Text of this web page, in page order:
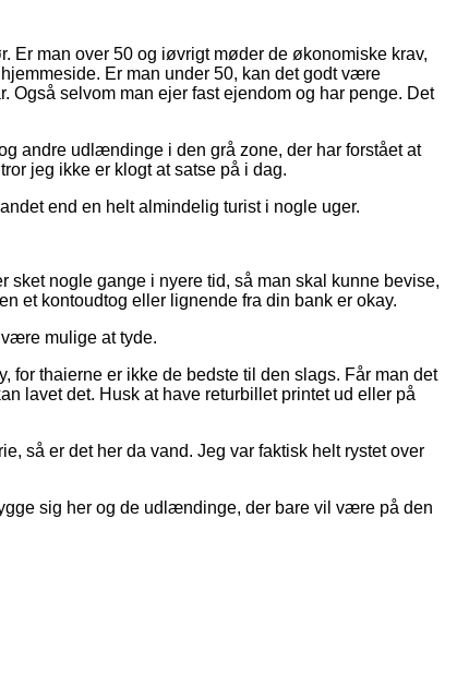
Er man over 50 og iøvrigt møder de økonomiske krav,
Er man under 50, kan det godt være
Også selvom man ejer fast ejendom og har penge. Det
andre udlændinge i den grå zone, der har forstået at
jeg ikke er klogt at satse på i dag.
end en helt almindelig turist i nogle uger.
nogle gange i nyere tid, så man skal kunne bevise,
et kontoudtog eller lignende fra din bank er okay.
mulige at tyde.
thaierne er ikke de bedste til den slags. Får man det
lavet det. Husk at have returbillet printet ud eller på
så er det her da vand. Jeg var faktisk helt rystet over
sig her og de udlændinge, der bare vil være på den